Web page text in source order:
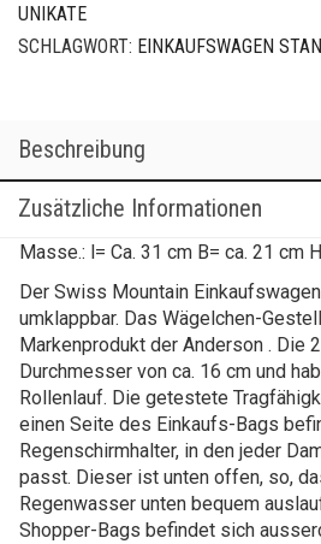
UNIKATE
SCHLAGWORT: EINKAUFSWAGEN
Beschreibung
Zusätzliche Informationen
Masse.: l= Ca. 31 cm B= ca. 21 cm
Der Swiss Mountain
umklappbar. Das Wägelchen-
Markenprodukt der Anderson . Die
Durchmesser von ca. 16 cm und
Rollenlauf. Die getestete
einen Seite des Einkaufs-Bags
Regenschirmhalter, in den jeder
passt. Dieser ist unten offen, so,
Regenwasser unten bequem
Shopper-Bags befindet sich